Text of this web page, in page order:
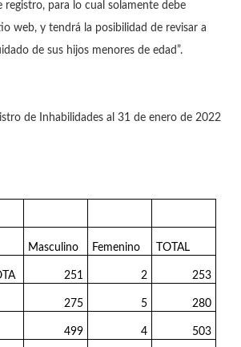
registro, para lo cual solamente debe
web, y tendrá la posibilidad de revisar a
de sus hijos menores de edad”.
de Inhabilidades al 31 de enero de 2022
Masculino Femenino TOTAL
251 2 253
275 5 280
499 4 503